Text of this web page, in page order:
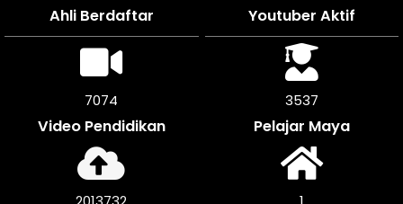
Ahli Berdaftar Youtuber Aktif
8256
Video Pendidikan
4128
Pelajar Maya